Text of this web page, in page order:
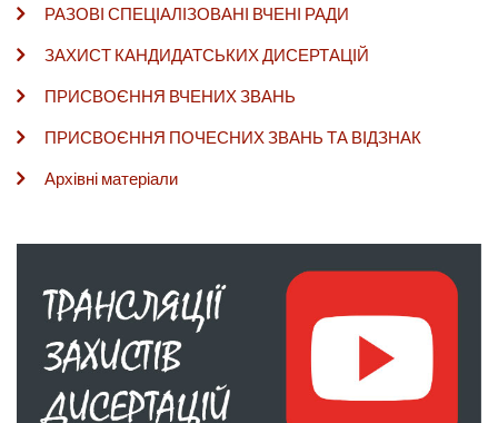
РАЗОВІ СПЕЦІАЛІЗОВАНІ ВЧЕНІ РАДИ
ЗАХИСТ КАНДИДАТСЬКИХ ДИСЕРТАЦІЙ
ПРИСВОЄННЯ ВЧЕНИХ ЗВАНЬ
ПРИСВОЄННЯ ПОЧЕСНИХ ЗВАНЬ ТА ВІДЗНАК
Архівні матеріали